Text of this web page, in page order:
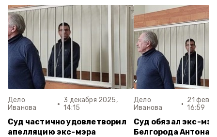
Дело
Иванова
3 декабря 2025,
14:15
Суд частично удовлетворил
апелляцию экс-мэра
Дело
Иванова
21
16:59
Суд обязал экс-
Белгорода Антона